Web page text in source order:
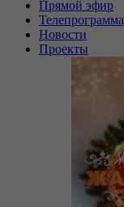
Прямой эфир
Телепрограмма
Новости
Проекты